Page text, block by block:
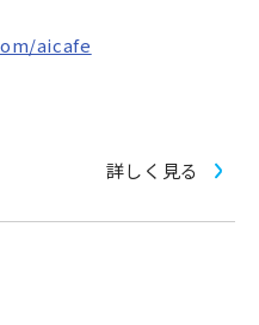
aicafe
詳しく見る